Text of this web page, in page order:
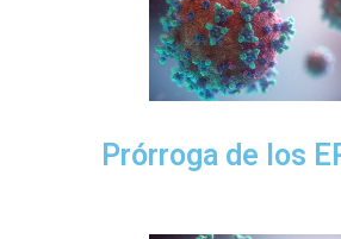
Prórroga de los